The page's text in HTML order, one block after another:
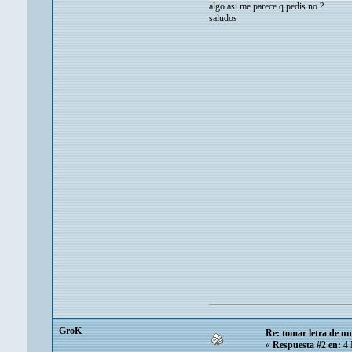
algo asi me parece q pedis no ?
saludos
GroK
Re: tomar letra de
«Respuesta #2 en:4